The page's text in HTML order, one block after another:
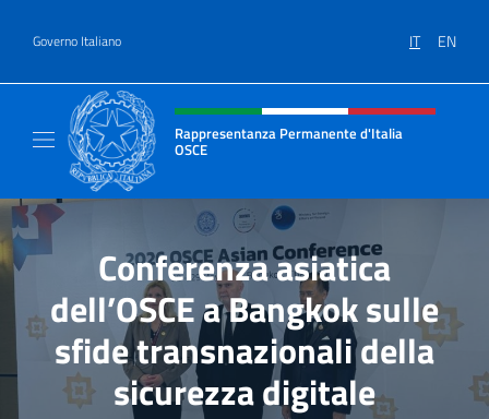
Governo Italiano IT EN
Intestazione sito, social e menù
Rappresentanza Permanente d'Italia
OSCE
Conferenza asiatica
dell’OSCE a Bangkok sulle
sfide transnazionali della
sicurezza digitale